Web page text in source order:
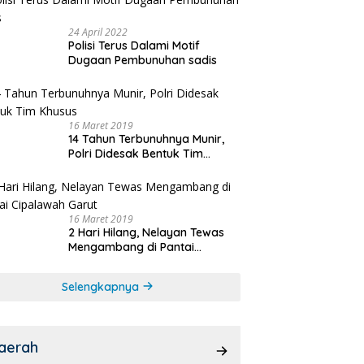
24 April 2022
Polisi Terus Dalami Motif
Dugaan Pembunuhan sadis
16 Maret 2019
14 Tahun Terbunuhnya Munir,
Polri Didesak Bentuk Tim
16 Maret 2019
2 Hari Hilang, Nelayan Tewas
Mengambang di Pantai
Selengkapnya